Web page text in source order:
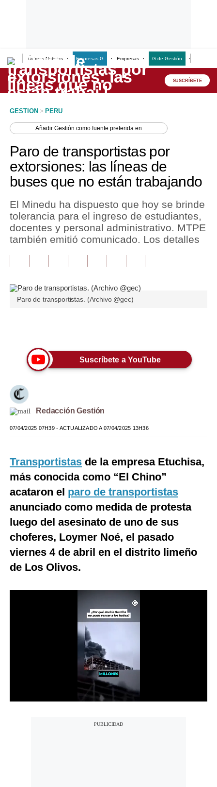
Últimas Noticias Empresas G Empresas G de Gestión
Lo último
Peru Quiosco
Economía
Mercados
Política
Tu Dinero
Finanzas Personales
Plus G
Pregunta de hoy
Tendencias
Lujo
Viajes
Estilos
Mundo
EEUU
México
Internacional
Gestión TV
SUSCRÍBETE
GESTION > PERU
AñadirGestión como fuente preferida en
Paro de transportistas por
extorsiones: las líneas de
buses que no están trabajando
El Minedu ha dispuesto que hoy se brinde
tolerancia para el ingreso de estudiantes,
docentes y personal administrativo. MTPE
también emitió comunicado. Los detalles
Paro de transportistas. (Archivo @gec)
Suscríbete a YouTube
Redacción Gestión
07/04/2025 07H39- ACTUALIZADO A 07/04/2025 13H36
Transportistas de la empresa Etuchisa,
más conocida como “El Chino”
acataron el paro de transportistas
anunciado como medida de protesta
luego del asesinato de uno de sus
choferes, Loymer Noé, el pasado
viernes 4 de abril en el distrito limeño
de Los Olivos.